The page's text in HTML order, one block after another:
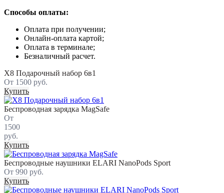
Способы оплаты:
Оплата при получении;
Онлайн-оплата картой;
Оплата в терминале;
Безналичный расчет.
X8 Подарочный набор 6в1
От 1500 руб.
Купить
Беспроводная зарядка MagSafe
От
1500
руб.
Купить
Беспроводные наушники ELARI NanoPods Sport
От 990 руб.
Купить